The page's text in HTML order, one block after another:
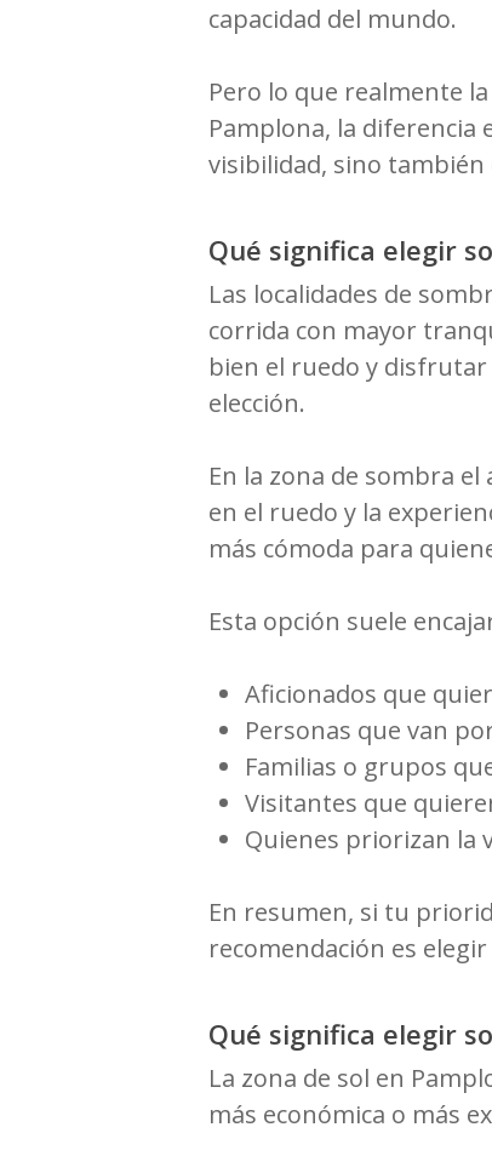
capacidad del mundo.
Pero lo que realmente
Pamplona, la
visibilidad, sino
Qué significa elegir
Las localidades de
corrida con mayor
bien el ruedo y
elección.
En la zona de sombra
en el ruedo y la
más cómoda para
Esta opción suele
Aficionados que
Personas que van
Familias o grupos
Visitantes que
Quienes priorizan la
En resumen, si tu
recomendación es
Qué significa elegir
La zona de sol en
más económica o más